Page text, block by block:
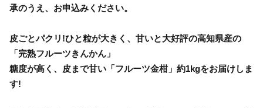
承のうえ、お申込みください。
皮ごとパクリ!ひと粒が大きく、甘いと大好評の高知県産の
「完熟フルーツきんかん」
糖度が高く、皮まで甘い「フルーツ金柑」約1kgをお届けしま
す!